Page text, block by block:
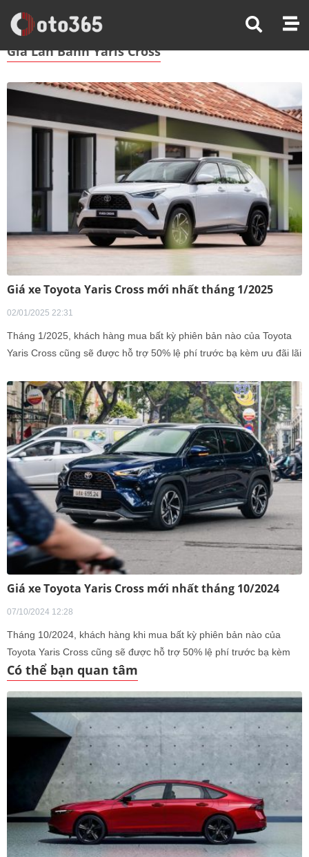
Trang Chủ Giá Lăn Bánh Yaris Cross
Giá Lăn Bánh Yaris Cross
Giá xe Toyota Yaris Cross mới nhất tháng 1/2025
02/01/2025 22:31
Tháng 1/2025, khách hàng mua bất kỳ phiên bản nào của Toyota
Yaris Cross cũng sẽ được hỗ trợ 50% lệ phí trước bạ kèm ưu đãi lãi
Giá xe Toyota Yaris Cross mới nhất tháng 10/2024
07/10/2024 12:28
Tháng 10/2024, khách hàng khi mua bất kỳ phiên bản nào của
Toyota Yaris Cross cũng sẽ được hỗ trợ 50% lệ phí trước bạ kèm
ưu đãi lãi suất 5,99%/năm khi trả góp.
Có thể bạn quan tâm